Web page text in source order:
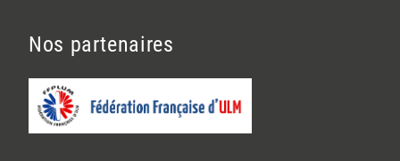
Nos partenaires